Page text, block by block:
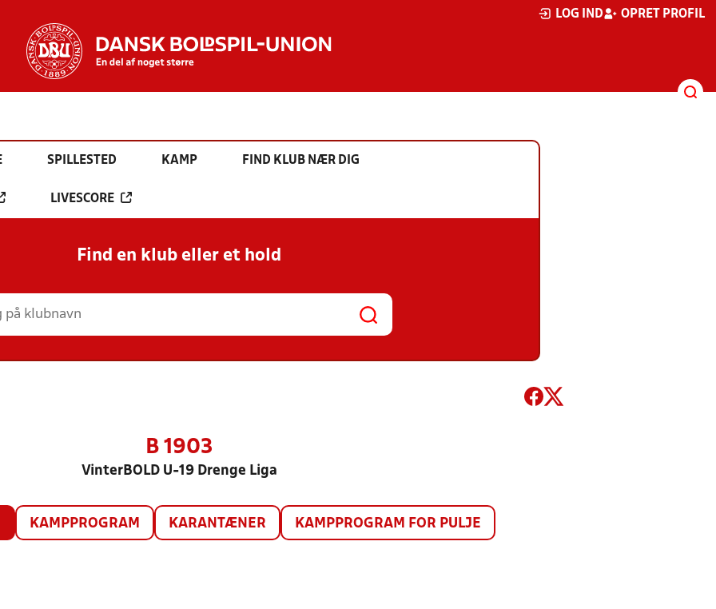
LOG IND OPRET PROFIL
SPILLESTED KAMP FIND KLUB NÆR DIG
LIVESCORE
Find en klub eller et hold
B 1903
VinterBOLD U-19 Drenge Liga
KAMPPROGRAM KARANTÆNER KAMPPROGRAM FOR PULJE